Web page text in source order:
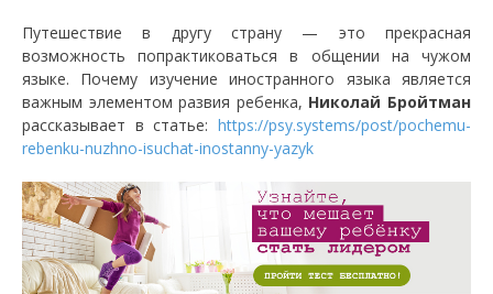
Путешествие в другу страну — это прекрасная
возможность попрактиковаться в общении на чужом
языке. Почему изучение иностранного языка является
важным элементом развия ребенка, Николай Бройтман
рассказывает в статье: https://psy.systems/post/pochemu-
rebenku-nuzhno-isuchat-inostanny-yazyk